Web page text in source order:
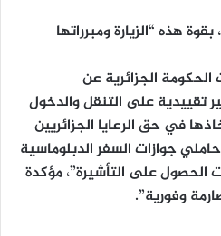
هذه “الزيارة ومبرراتها
الجزائرية عن
تقييدية على التنقل والدخول
في حق الرعايا الجزائريين
جوازات السفر الدبلوماسية
الحصول على التأشيرة”، مؤكدة
وفورية”.